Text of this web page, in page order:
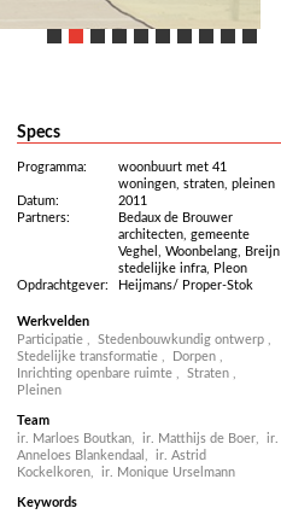
Specs
Programma:
woonbuurt met 41
woningen, straten, pleinen
Datum:
2011
Partners:
Bedaux de Brouwer
architecten, gemeente
Veghel, Woonbelang, Breijn
stedelijke infra, Pleon
Opdrachtgever:
Heijmans/ Proper-Stok
Werkvelden
Participatie, Stedenbouwkundig ontwerp,
Stedelijke transformatie, Dorpen,
Inrichting openbare ruimte, Straten,
Pleinen
Team
ir. Marloes Boutkan, ir. Matthijs de Boer, ir.
Anneloes Blankendaal, ir. Astrid
Kockelkoren, ir. Monique Urselmann
Keywords